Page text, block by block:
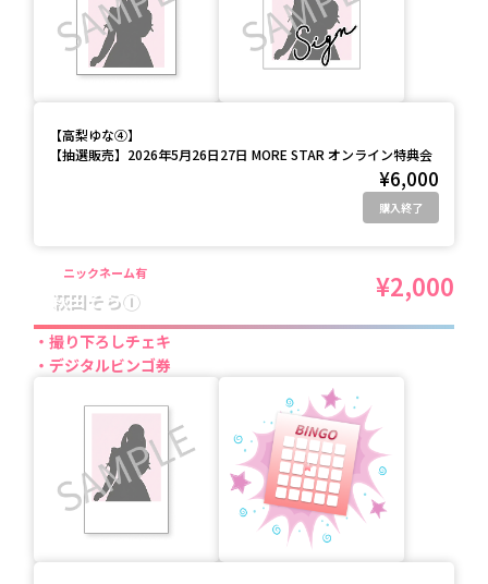
【高梨ゆな④】
【抽選販売】2026年5月26日27日 MORE STAR オンライン特典会
¥6,000
購入終了
ニックネーム有
萩田そら① ¥2,000
撮り下ろしチェキ
デジタルビンゴ券